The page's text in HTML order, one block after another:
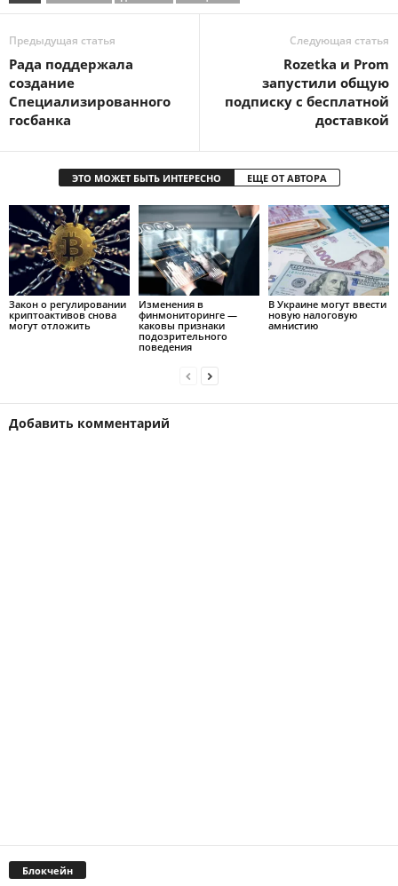
Предыдущая статья
Рада поддержала
создание
Специализированного
госбанка
Следующая статья
Rozetka и Prom
запустили общую
подписку с бесплатной
доставкой
ЭТО МОЖЕТ БЫТЬ ИНТЕРЕСНО ЕЩЕ ОТ АВТОРА
Закон о регулировании
криптоактивов снова
могут отложить
Изменения в
финмониторинге —
каковы признаки
подозрительного
поведения
В Украине могут ввести
новую налоговую
амнистию
Добавить комментарий
Блокчейн